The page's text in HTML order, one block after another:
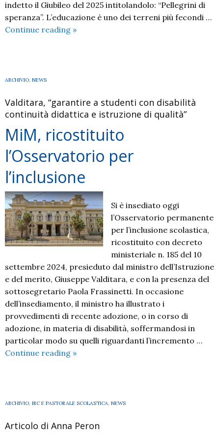
indetto il Giubileo del 2025 intitolandolo: “Pellegrini di
speranza”. L’educazione è uno dei terreni più fecondi …
Continue reading “Un’alleanza
»
ARCHIVIO, NEWS
Valditara, “garantire a studenti con disabilità
continuità didattica e istruzione di qualità”
MiM, ricostituito
l’Osservatorio per
l’inclusione
Si è insediato oggi
l’Osservatorio permanente
per l’inclusione scolastica,
ricostituito con decreto
ministeriale n. 185 del 10
settembre 2024, presieduto dal ministro dell’Istruzione
e del merito, Giuseppe Valditara, e con la presenza del
sottosegretario Paola Frassinetti. In occasione
dell’insediamento, il ministro ha illustrato i
provvedimenti di recente adozione, o in corso di
adozione, in materia di disabilità, soffermandosi in
particolar modo su quelli riguardanti l’incremento …
Continue reading MiM,
l’inclusione
»
ARCHIVIO, IRC E PASTORALE SCOLASTICA, NEWS
Articolo di Anna Peron